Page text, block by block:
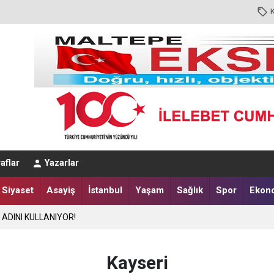
Yazarlar
Siyaset Asayiş İstanbul Yaşam Sağlık Spor
KULLANIYOR!
Kayseri